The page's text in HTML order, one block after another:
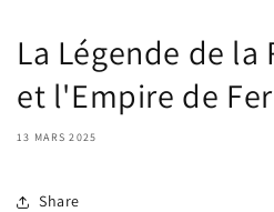
La Légende de la
et l'Empire de Fer
13 MARS 2025
Share